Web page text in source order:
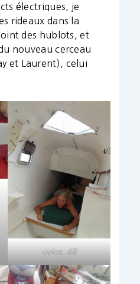
électriques, je
rideaux dans la
des hublots, et
nouveau cerceau
et Laurent), celui
oplus_48